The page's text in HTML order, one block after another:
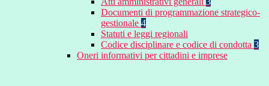
Documenti di programmazione strategico-
gestionale 4
Statuti e leggi regionali
Codice disciplinare e codice di condotta 3
Oneri informativi per cittadini e imprese